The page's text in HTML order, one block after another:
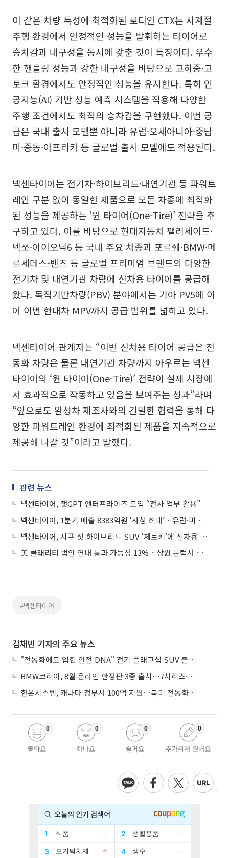
이 같은 차량 특성에 최적화된 로디안 CTX는 사계절
주행 환경에서 안정적인 성능을 발휘하는 타이어로
승차감과 내구성을 동시에 갖춘 것이 특징이다. 우수
한 핸들링 성능과 강한 내구성을 바탕으로 고하중·고
토크 환경에서도 안정적인 성능을 유지한다. 특히 인
공지능(AI) 기반 성능 예측 시스템을 적용해 다양한
주행 조건에서도 최적의 승차감을 구현했다. 이번 공
급은 국내 출시 모델뿐 아니라 유럽·오세아니아·중남
미·중동·아프리카 등 글로벌 출시 모델에도 적용된다.
넥센타이어는 전기차·하이브리드·내연기관 등 파워트
레인 구분 없이 동일한 제품으로 모든 차종에 최적화
된 성능을 제공하는 ‘원 타이어(One-Tire)’ 전략을 추
구하고 있다. 이를 바탕으로 현대자동차 팰리세이드·
넥쏘·아이오닉6 등 국내 주요 차종과 포르쉐·BMW·메
르세데스-벤츠 등 글로벌 프리미엄 브랜드의 다양한
전기차 및 내연기관 차량에 신차용 타이어를 공급해
왔다. 목적기반차량(PBV) 분야에서는 기아 PV5에 이
어 이번 현대차 MPV까지 공급 범위를 넓히고 있다.
넥센타이어 관계자는 “이번 신차용 타이어 공급은 전
동화 차량은 물론 내연기관 차량까지 아우르는 넥센
타이어의 ‘원 타이어(One-Tire)’ 전략이 실제 시장에
서 효과적으로 작동하고 있음을 보여주는 성과”라며
“앞으로도 완성차 제조사와의 긴밀한 협력을 통해 다
양한 파워트레인 환경에 최적화된 제품을 지속적으로
제공해 나갈 것”이라고 말했다.
관련 뉴스
넥센타이어, 챗GPT 엔터프라이즈 도입 “전사 업무 활용”
넥센타이어, 1분기 매출 8383억원 ‘사상 최대’…유럽·미국 판매 호조
넥센타이어, 지프 첫 하이브리드 SUV ‘체로키’에 신차용 타이어 공급
美 클래리티 법안 연내 통과 가능성 13%…상원 문턱서 제동
#넥센타이어
김채빈 기자의 주요 뉴스
"전동화에도 입힌 안전 DNA" 전기 플래그십 SUV 볼보 'EX90'
BMW코리아, 8월 온라인 한정판 3종 출시…7시리즈·X7·M340i 투어링
한온시스템, 캐나다 정부서 100억 지원…북미 전동화 시장 가속
좋아요
0
화나요
0
슬퍼요
0
추가취재 원해요
0